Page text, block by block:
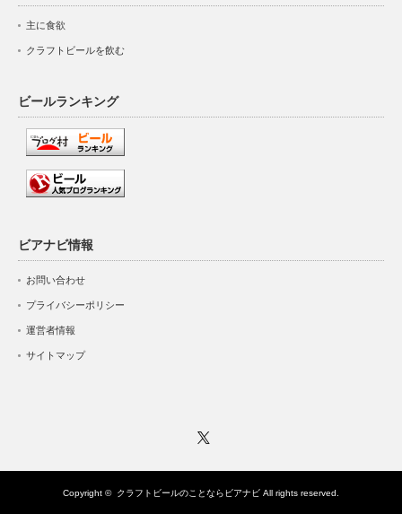
主に食欲
クラフトビールを飲む
ビールランキング
ビアナビ情報
お問い合わせ
プライバシーポリシー
運営者情報
サイトマップ
Copyright © クラフトビールのことならビアナビ All rights reserved.